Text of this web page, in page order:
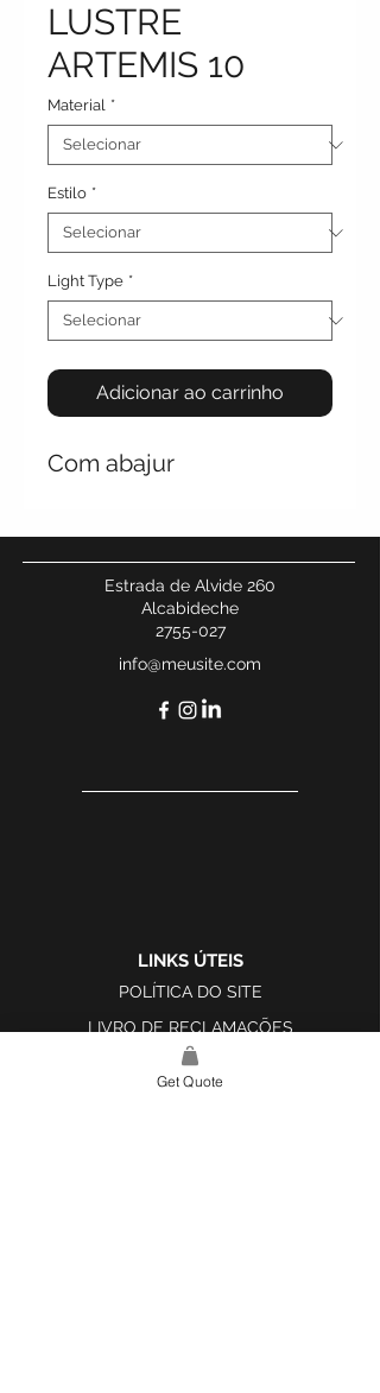
LUSTRE
ARTEMIS 10
Material *
Estilo *
Light Type *
Adicionar ao carrinho
Com abajur
Estrada de Alvide 260
Alcabideche
2755-027
info@meusite.com
LINKS ÚTEIS
POLÍTICA DO SITE
LIVRO DE RECLAMAÇÕES
Get Quote